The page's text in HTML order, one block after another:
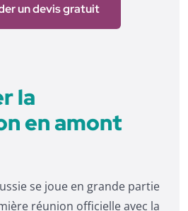
un devis gratuit
la
en amont
se joue en grande partie
réunion officielle avec la